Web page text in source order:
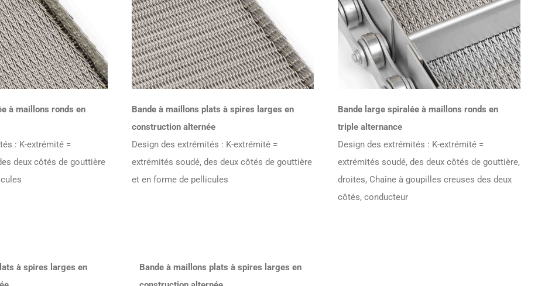
à maillons ronds en
: K-extrémité =
deux côtés de gouttière
Bande à maillons plats à spires larges en
construction alternée
Design des extrémités : K-extrémité =
extrémités soudé, des deux côtés de gouttière
et en forme de pellicules
Bande large spiralée à maillons ronds en
triple alternance
Design des extrémités : K-extrémité =
extrémités soudé, des deux côtés de gouttière,
droites, Chaîne à goupilles creuses des deux
côtés, conducteur
à spires larges en
Bande à maillons plats à spires larges en